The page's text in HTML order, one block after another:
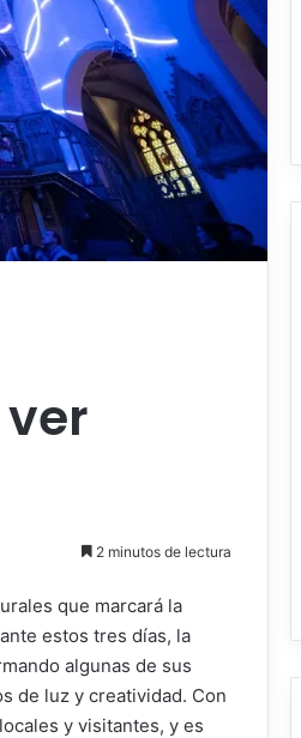
2 minutos de lectura
que marcará la
estos tres días, la
algunas de sus
de luz y creatividad. Con
y visitantes, y es